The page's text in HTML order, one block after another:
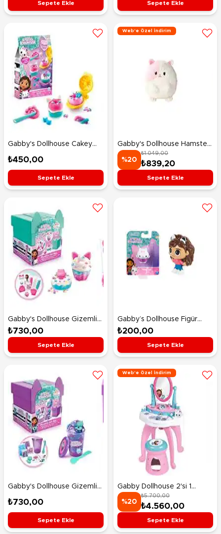
Sepete Ekle Sepete Ekle
Gabby's Dollhouse Cakey
Cat Donut Kiti
₺450,00
Sepete Ekle
Web'e Özel İndirim
Gabby's Dollhouse Hamster
Kitty Peluş 25 Cm
%20
₺1.049,00
₺839,20
Sepete Ekle
Gabby's Dollhouse Gi̇zemli̇
Kedi̇ Kutusu Make Clay
Cupcakes
₺730,00
Sepete Ekle
Gabby’s Dollhouse Figür
Gabby Girl
₺200,00
Sepete Ekle
Gabby's Dollhouse Gi̇zemli̇
Slime
₺730,00
Sepete Ekle
Web'e Özel İndirim
Gabby Dollhouse 2'si 1
Arada Ayarlanabilir Kuaför
Salonu
%20
₺5.700,00
₺4.560,00
Sepete Ekle